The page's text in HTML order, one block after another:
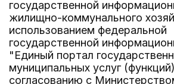
государственной
жилищно-коммунального
использованием федеральной
государственной
"Единый портал
муниципальных услуг
согласованию с